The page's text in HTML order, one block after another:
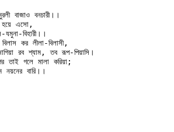
বাজাও বনচারী।।
হয়ে এসো,
বিহারী।।
কর লীলা-বিলাসী,
রব শ্যাম, তব রূপ-পিয়াসি।
গলে মালা করিয়া;